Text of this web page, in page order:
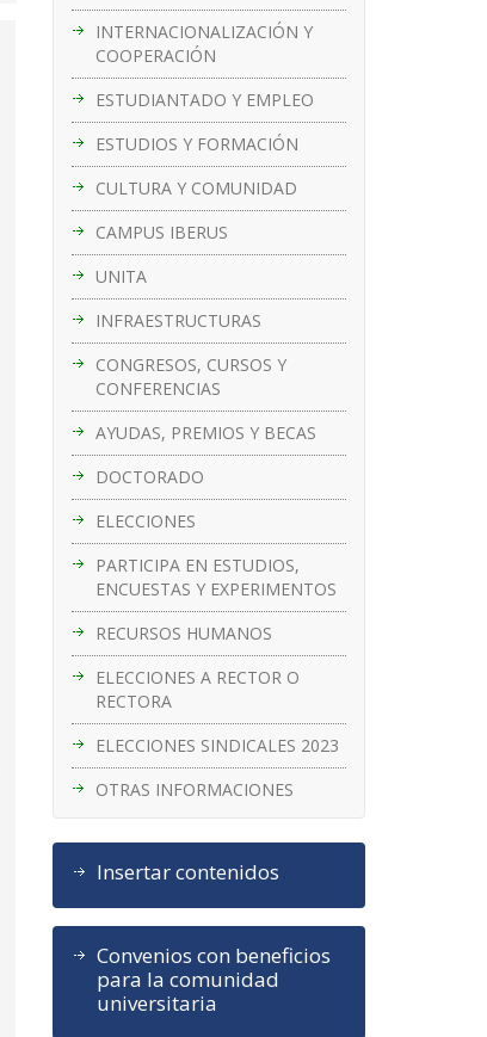
INTERNACIONALIZACIÓN Y
COOPERACIÓN
ESTUDIANTADO Y EMPLEO
ESTUDIOS Y FORMACIÓN
CULTURA Y COMUNIDAD
CAMPUS IBERUS
UNITA
INFRAESTRUCTURAS
CONGRESOS, CURSOS Y
CONFERENCIAS
AYUDAS, PREMIOS Y BECAS
DOCTORADO
ELECCIONES
PARTICIPA EN ESTUDIOS,
ENCUESTAS Y EXPERIMENTOS
RECURSOS HUMANOS
ELECCIONES A RECTOR O
RECTORA
ELECCIONES SINDICALES 2023
OTRAS INFORMACIONES
Insertar contenidos
Convenios con beneficios
para la comunidad
universitaria